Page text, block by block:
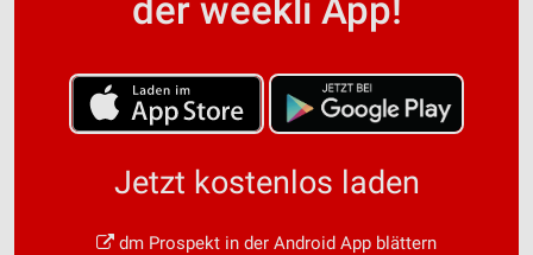
der weekli App!
Jetzt kostenlos laden
dm Prospekt in der Android App blättern